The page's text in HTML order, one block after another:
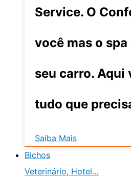
Service. O
você mas o spa
seu carro. Aqui
tudo que
Saiba Mais
Bichos
Veterinário, Hotel…